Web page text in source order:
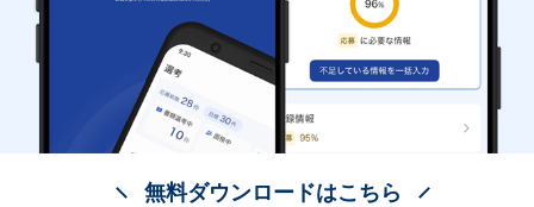
無料ダウンロードはこちら